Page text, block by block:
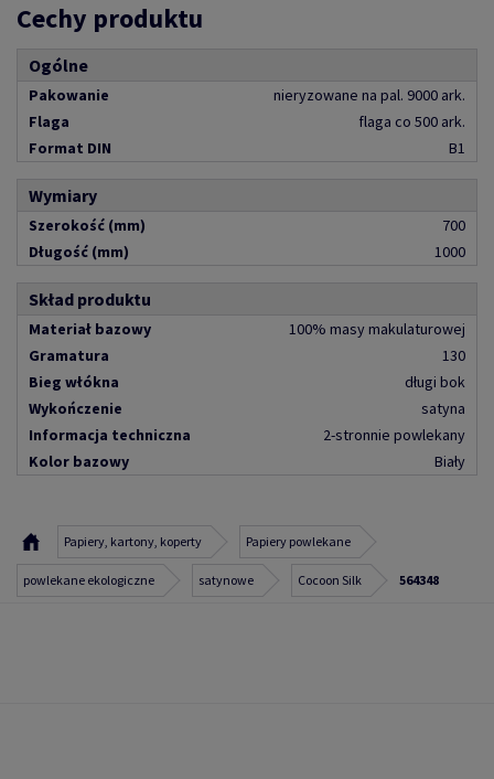
Cechy produktu
Ogólne
Pakowanie
nieryzowane na pal. 9000 ark.
Flaga
flaga co 500 ark.
Format DIN
B1
Wymiary
Szerokość (mm)
700
Długość (mm)
1000
Skład produktu
Materiał bazowy
100% masy makulaturowej
Gramatura
130
Bieg włókna
długi bok
Wykończenie
satyna
Informacja techniczna
2-stronnie powlekany
Kolor bazowy
Biały
Papiery, kartony, koperty Papiery powlekane
powlekane ekologiczne satynowe Cocoon Silk 564348